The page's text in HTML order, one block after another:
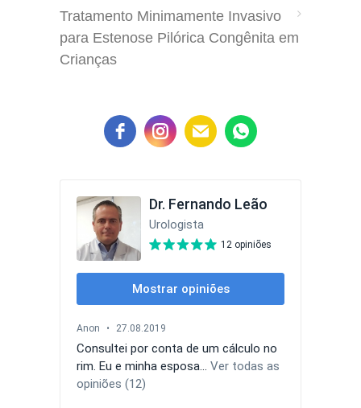
Tratamento Minimamente Invasivo
para Estenose Pilórica Congênita em
Crianças